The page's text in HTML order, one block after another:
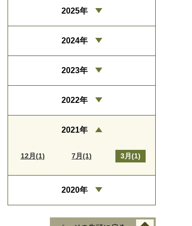
2025年
2024年
2023年
2022年
2021年
12月(1) 7月(1) 3月(1)
2020年